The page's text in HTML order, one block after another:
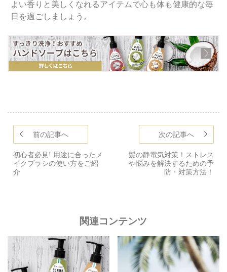
よい香りと美しくなれるアイテムで心も体も健康的な毎
日を過ごしましょう。
前の記事へ
初心者必見! 用途に合ったメ
イクブラシの使い方をご紹
介
次の記事へ
髪の静電気対策！ストレス
や悩みを解決するための予
防・対策方法！
関連コンテンツ